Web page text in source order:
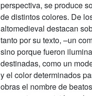
perspectiva, se produce
de distintos colores. De
altomedieval destacan
tanto por su texto, –un
sino porque fueron
destinadas, como un
y el color determinados
obras el nombre de